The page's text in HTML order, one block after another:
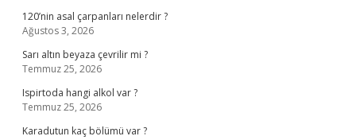
120’nin asal çarpanları nelerdir ?
Ağustos 3, 2026
Sarı altın beyaza çevrilir mi ?
Temmuz 25, 2026
Ispirtoda hangi alkol var ?
Temmuz 25, 2026
Karadutun kaç bölümü var ?